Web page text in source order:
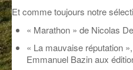
ZIRCONIUM
ANCIENNES ÉMISSIONS
Et comme toujours notre
« Marathon » de Nicolas
« La mauvaise réputation
Emmanuel Bazin aux